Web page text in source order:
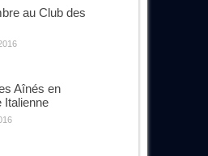
au Club des
Aînés en
Italienne